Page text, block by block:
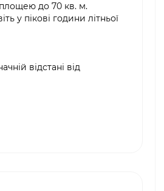
до 70 кв. м.
у пікові години літньої
відстані від